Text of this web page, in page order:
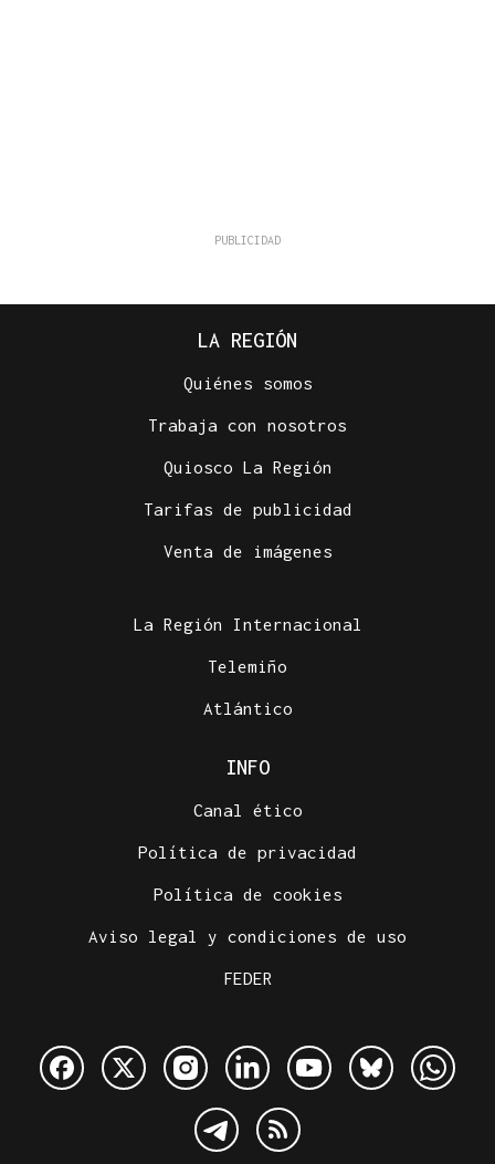
LA REGIÓN
Quiénes somos
Trabaja con nosotros
Quiosco La Región
Tarifas de publicidad
Venta de imágenes
La Región Internacional
Telemiño
Atlántico
INFO
Canal ético
Política de privacidad
Política de cookies
Aviso legal y condiciones de uso
FEDER